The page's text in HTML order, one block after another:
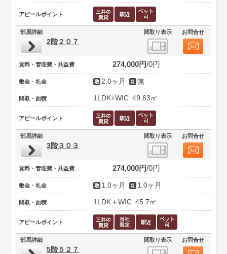
アピールポイント
部屋詳細 間取り表示 お問合せ
2階２０７
賃料・管理費・共益費 274,000円 0円
敷金・礼金 2.0ヶ月 無
間取・面積 1LDK+WIC 49.63㎡
アピールポイント
部屋詳細 間取り表示 お問合せ
3階３０３
賃料・管理費・共益費 274,000円 0円
敷金・礼金 1.0ヶ月 1.0ヶ月
間取・面積 1LDK＋WIC 45.7㎡
アピールポイント
部屋詳細 間取り表示 お問合せ
5階５２７